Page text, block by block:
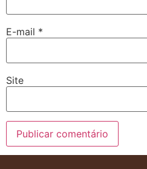
E-mail *
Site